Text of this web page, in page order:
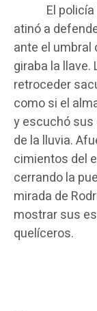
El policía lo
atinó a
ante el umbral
giraba la
retroceder
como si el
y escuchó
de la lluvia.
cimientos del
cerrando la
mirada de
mostrar sus
quelíceros.